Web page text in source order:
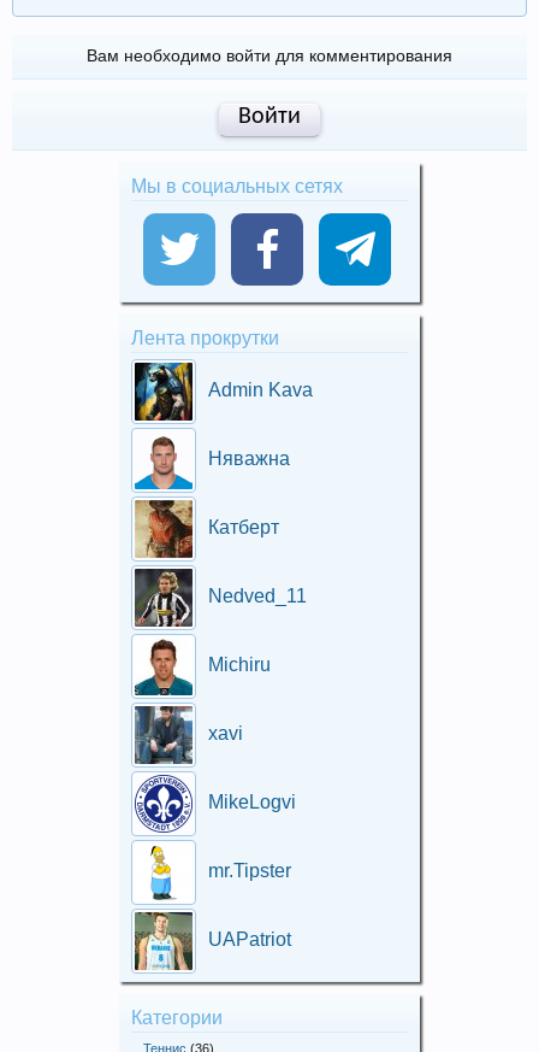
Вам необходимо войти для комментирования
Войти
Мы в социальных сетях
Лента прокрутки
Admin Kava
Няважна
Катберт
Nedved_11
Michiru
xavi
MikeLogvi
mr.Tipster
UAPatriot
Категории
Теннис (36)